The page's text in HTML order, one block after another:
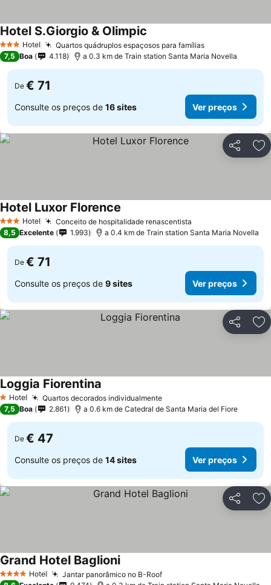
3 EstrelasHotel Quartos quádruplos espaçosos para famíliasVer preços
Hotel S.Giorgio & Olimpic
7,5 Boa 4.118 a 0.3 km de Train station Santa Maria Novella
De € 71
Consulte os preços de 16 sites Ver preços
Partilhar
3 EstrelasHotel Conceito de hospitalidade renascentista
Hotel Luxor Florence
8,5 Excelente 1.993 a 0.4 km de Train station Santa Maria Novella
De € 71
Consulte os preços de 9 sites Ver preços
Partilhar
1 Estrelas
Hotel Quartos decorados individualmenteVer preços
Loggia Fiorentina
7,5 Boa 2.861 a 0.6 km de Catedral de Santa Maria del Fiore
De € 47
Consulte os preços de 14 sites Ver preços
Partilhar
4 EstrelasHotel Jantar panorâmico no B-RoofVer preços
Grand Hotel BaglioniVer preços